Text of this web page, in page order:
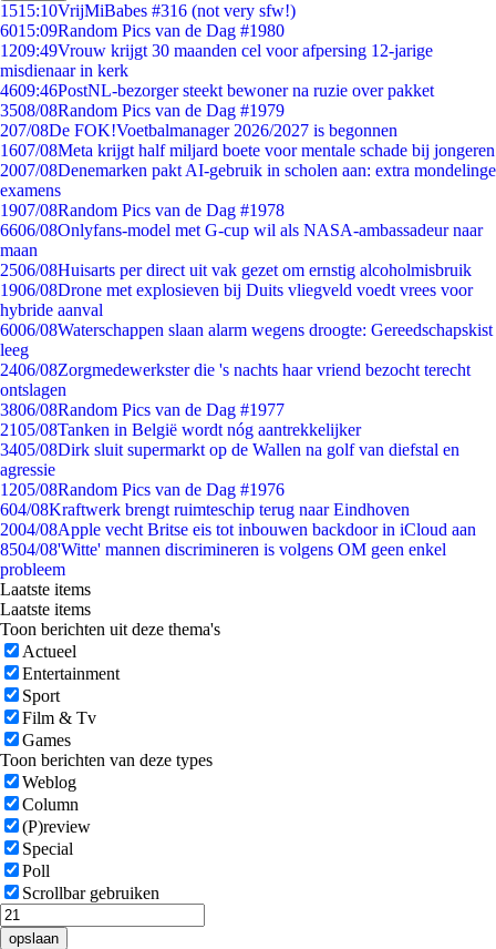
1515:10VrijMiBabes #316 (not very sfw!)
6015:09Random Pics van de Dag #1980
1209:49Vrouw krijgt 30 maanden cel voor afpersing 12-jarige
misdienaar in kerk
4609:46PostNL-bezorger steekt bewoner na ruzie over pakket
3508/08Random Pics van de Dag #1979
207/08De FOK!Voetbalmanager 2026/2027 is begonnen
1607/08Meta krijgt half miljard boete voor mentale schade bij jongeren
2007/08Denemarken pakt AI-gebruik in scholen aan: extra mondelinge
examens
1907/08Random Pics van de Dag #1978
6606/08Onlyfans-model met G-cup wil als NASA-ambassadeur naar
maan
2506/08Huisarts per direct uit vak gezet om ernstig alcoholmisbruik
1906/08Drone met explosieven bij Duits vliegveld voedt vrees voor
hybride aanval
6006/08Waterschappen slaan alarm wegens droogte: Gereedschapskist
leeg
2406/08Zorgmedewerkster die 's nachts haar vriend bezocht terecht
ontslagen
3806/08Random Pics van de Dag #1977
2105/08Tanken in België wordt nóg aantrekkelijker
3405/08Dirk sluit supermarkt op de Wallen na golf van diefstal en
agressie
1205/08Random Pics van de Dag #1976
604/08Kraftwerk brengt ruimteschip terug naar Eindhoven
2004/08Apple vecht Britse eis tot inbouwen backdoor in iCloud aan
8504/08'Witte' mannen discrimineren is volgens OM geen enkel
probleem
Laatste items
Laatste items
Toon berichten uit deze thema's
Actueel
Entertainment
Sport
Film & Tv
Games
Toon berichten van deze types
Weblog
Column
(P)review
Special
Poll
Scrollbar gebruiken
opslaan